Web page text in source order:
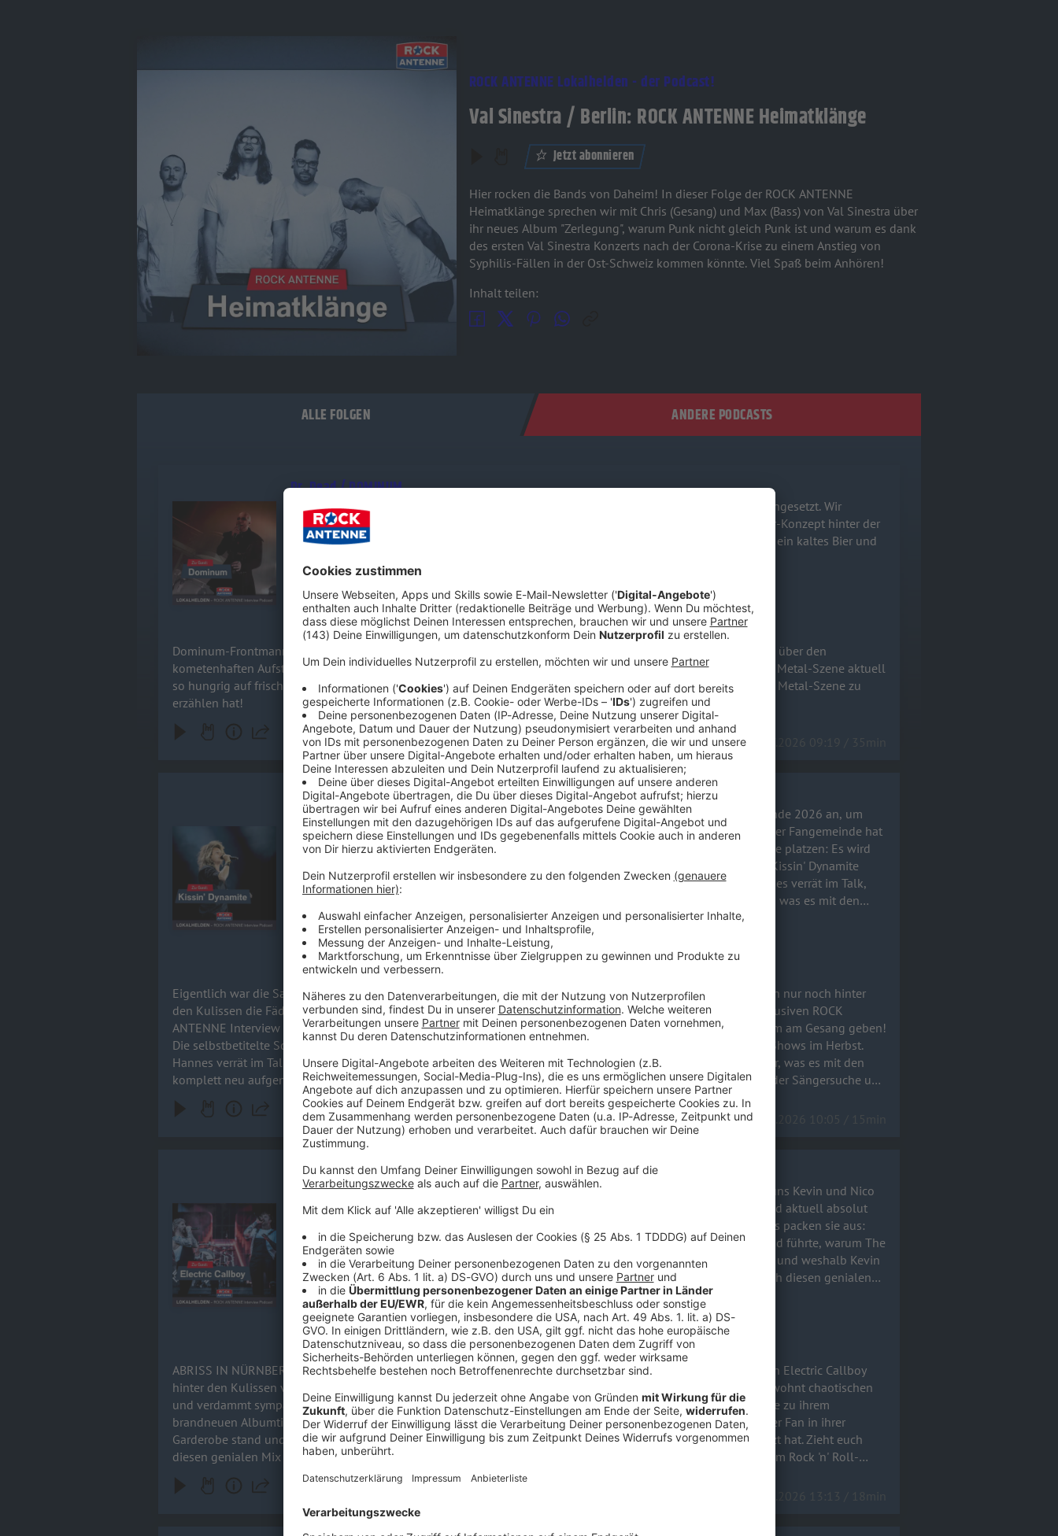
ROCK ANTENNE Lokalhelden - der Podcast!
Val Sinestra / Berlin: ROCK ANTENNE Heimatklänge
Jetzt abonnieren
Hier rocken die Bands von Daheim! In dieser Folge der ROCK ANTENNE
Heimatklänge sprechen wir mit Chris (Gesang) und Max (Bass) von Val Sinestra über
ihr neues Album "Zerlegung", warum Punk nicht gleich Punk ist und warum es dank
des ersten Val Sinestra Konzerts nach der Corona-Krise zu einem Anstieg von
Syphilis-Fällen in der Ost-Schweiz kommen könnte. Viel Spaß beim Anhören!
Inhalt teilen:
ALLE FOLGEN ANDERE PODCASTS
Audiotitel - Dr. Dead / DOMINUM
Dr. Dead / DOMINUM
Dominum-Frontmann Felix Heldt hat sich im ROCK ANTENNE Interview mit uns zusammengesetzt. Wir
sprechen über den kometenhaften Aufstieg der Power-Metal-Zombies, das filmreife Horror-Konzept hinter der
Band und warum die Metal-Szene aktuell so hungrig auf frischen Wind ist. Schnappt euch ein kaltes Bier und
14.07.2026 09:19 / 35min
Dominum-Frontmann Felix Heldt hat sich im ROCK ANTENNE Interview mit uns zusammengesetzt. Wir sprechen über den
kometenhaften Aufstieg der Power-Metal-Zombies, das filmreife Horror-Konzept hinter der Band und warum die Metal-Szene aktuell
so hungrig auf frischen Wind ist. Schnappt euch ein kaltes Bier und checkt aus, was der „Dr. Dead“ der deutschen Metal-Szene zu
erzählen hat!
14.07.2026 09:19 / 35min
Audiotitel - Hannes Braun / KISSIN DYNAMITE
Hannes Braun / KISSIN DYNAMITE
Eigentlich war die Sache geritzt: Frontmann Hannes Braun kündigte seinen Ausstieg für Ende 2026 an, um
fortan nur noch hinter den Kulissen die Fäden zu ziehen. Doch der hundertfache Wunsch der Fangemeinde hat
alles verändert! Im exklusiven ROCK ANTENNE Interview lässt Hannes die absolute Bombe platzen: Es wird
erscheint am 18. September 2026 – pünktlich zu den fetten Arena-Shows im Herbst. Hannes verrät im Talk,
warum das Album eine emotionale Achterbahnfahrt inklusive echter Tränen im Studio war, was es mit den
komplett neu aufgenommenen Songs aus der Vor-Stimmbruch-Zeit auf sich hat und wie der aktuelle Stand bei
der Sängersuche und hochkarätigen Feature-Gästen (wie DragonForce oder Saltatio Mortis) aussieht. Macht
euch bereit für den ultimativen, stilvollen Abschiedsknaller. Rock 'n' Roll- Brotherhood vom Feinsten! 🤘
17.06.2026 10:05 / 15min
Eigentlich war die Sache geritzt: Frontmann Hannes Braun kündigte seinen Ausstieg für Ende 2026 an, um fortan nur noch hinter
den Kulissen die Fäden zu ziehen. Doch der hundertfache Wunsch der Fangemeinde hat alles verändert! Im exklusiven ROCK
ANTENNE Interview lässt Hannes die absolute Bombe platzen: Es wird noch ein allerletztes Studioalbum mit ihm am Gesang geben!
Die selbstbetitelte Scheibe Kissin' Dynamite erscheint am 18. September 2026 – pünktlich zu den fetten Arena-Shows im Herbst.
Hannes verrät im Talk, warum das Album eine emotionale Achterbahnfahrt inklusive echter Tränen im Studio war, was es mit den
komplett neu aufgenommenen Songs aus der Vor-Stimmbruch-Zeit auf sich hat und wie der aktuelle Stand bei der Sängersuche und
hochkarätigen Feature-Gästen (wie DragonForce oder Saltatio Mortis) aussieht. Macht euch bereit für den ultimativen, stilvollen
Abschiedsknaller. Rock 'n' Roll- Brotherhood vom Feinsten! 🤘
17.06.2026 10:05 / 15min
Audiotitel - Kevin Ratajczak & Nico Sallach / ELECTRIC CALLBOY
Kevin Ratajczak & Nico Sallach / ELECTRIC CALLBOY
ABRISS IN NÜRNBERG! Electric Callboy im exklusiven Rock im Park Interview! Wir haben uns Kevin und Nico
von Electric Callboy hinter den Kulissen von Rock im Park 2026 geschnappt! Die Jungs sind aktuell absolut
nicht zu bremsen. Im gewohnt chaotischen und verdammt sympathischen Real-Talk-Modus packen sie aus:
Wie ein einziger, trockener Spruch von Uke Bosse zu ihrem brandneuen Albumtitel Tanzneid führte, warum The
Offspring-Frontmann Dexter Holland plötzlich als glühender Fan in ihrer Garderobe stand und weshalb Kevin
die legendäre US-Venue Red Rocks im ersten Moment komplett unterschätzt hat. Zieht euch diesen genialen
Mix aus kreativer Zerstörung (inklusive Live-Malstunde auf unserem Interview-Zettel) und echtem Rock 'n'
Roll-Wahnsinn rein! Boxen aufdrehen und Abfahrt! 🤘
15.06.2026 13:13 / 18min
ABRISS IN NÜRNBERG! Electric Callboy im exklusiven Rock im Park Interview! Wir haben uns Kevin und Nico von Electric Callboy
hinter den Kulissen von Rock im Park 2026 geschnappt! Die Jungs sind aktuell absolut nicht zu bremsen. Im gewohnt chaotischen
und verdammt sympathischen Real-Talk-Modus packen sie aus: Wie ein einziger, trockener Spruch von Uke Bosse zu ihrem
brandneuen Albumtitel Tanzneid führte, warum The Offspring-Frontmann Dexter Holland plötzlich als glühender Fan in ihrer
Garderobe stand und weshalb Kevin die legendäre US-Venue Red Rocks im ersten Moment komplett unterschätzt hat. Zieht euch
diesen genialen Mix aus kreativer Zerstörung (inklusive Live-Malstunde auf unserem Interview-Zettel) und echtem Rock 'n' Roll-
Wahnsinn rein! Boxen aufdrehen und Abfahrt! 🤘